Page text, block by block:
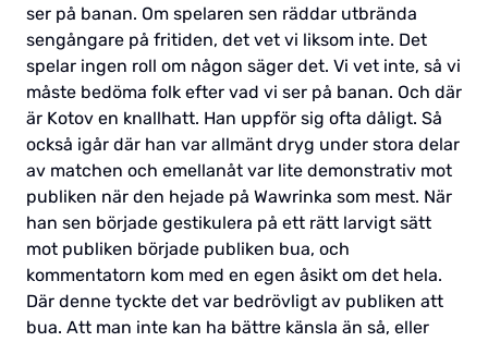
ser på banan. Om spelaren sen räddar utbrända
sengångare på fritiden, det vet vi liksom inte. Det
spelar ingen roll om någon säger det. Vi vet inte, så vi
måste bedöma folk efter vad vi ser på banan. Och där
är Kotov en knallhatt. Han uppför sig ofta dåligt. Så
också igår där han var allmänt dryg under stora delar
av matchen och emellanåt var lite demonstrativ mot
publiken när den hejade på Wawrinka som mest. När
han sen började gestikulera på ett rätt larvigt sätt
mot publiken började publiken bua, och
kommentatorn kom med en egen åsikt om det hela.
Där denne tyckte det var bedrövligt av publiken att
bua. Att man inte kan ha bättre känsla än så, eller